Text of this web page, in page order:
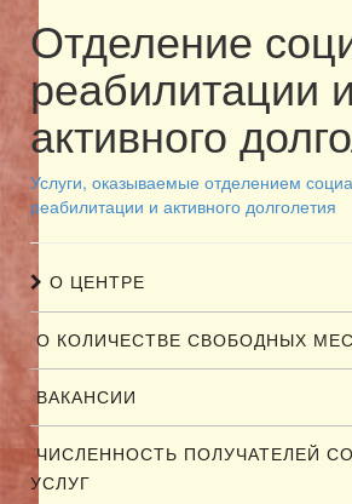
Отделение
реабилитации и
активного
Услуги, оказываемые отделением
реабилитации и активного долголетия
О ЦЕНТРЕ
О КОЛИЧЕСТВЕ СВОБОДНЫХ
ВАКАНСИИ
ЧИСЛЕННОСТЬ ПОЛУЧАТЕЛЕЙ
УСЛУГ